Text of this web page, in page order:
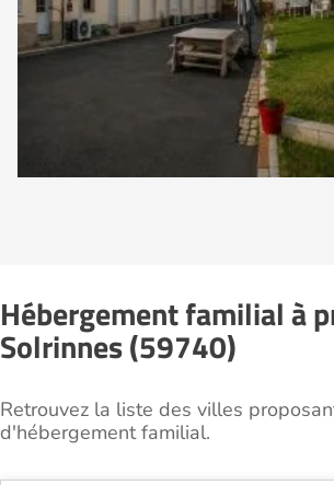
Hébergement familial à
Solrinnes (59740)
Retrouvez la liste des villes
d'hébergement familial.